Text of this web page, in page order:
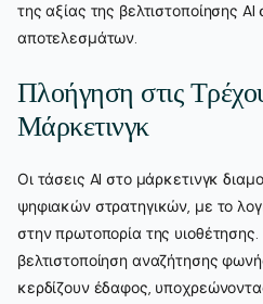
της αξίας της βελτιστοποίησης
αποτελεσμάτων.
Πλοήγηση στις
Μάρκετινγκ
Οι τάσεις AI στο μάρκετινγκ
ψηφιακών στρατηγικών, με το
στην πρωτοπορία της
βελτιστοποίηση αναζήτησης
κερδίζουν έδαφος,